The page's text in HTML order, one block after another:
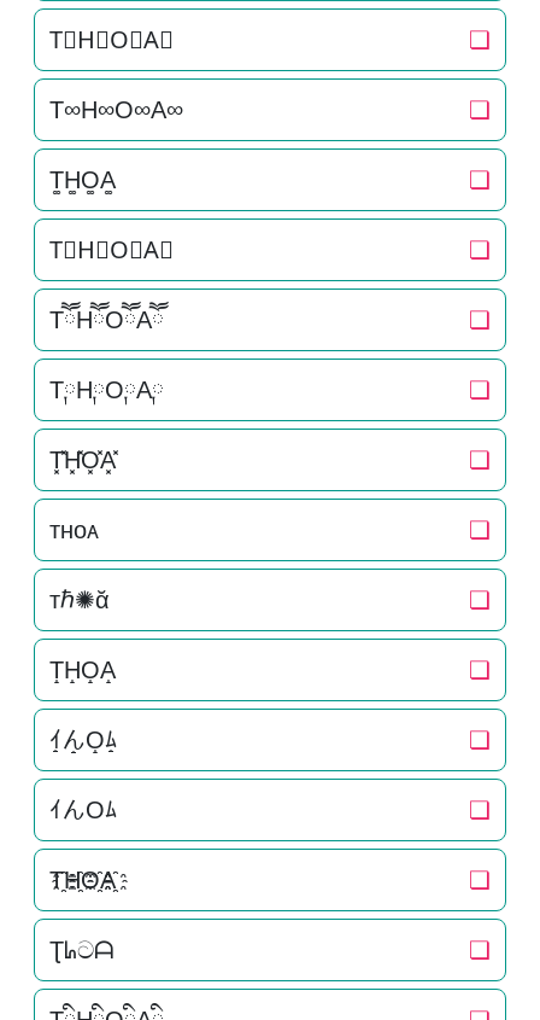
T⃕H⃕O⃕A⃕ ❏
T∞H∞O∞A∞ ❏
T͚H͚O͚A͚ ❏
T⃒H⃒O⃒A⃒ ❏
TཽHཽOཽAཽ ❏
T༙H༙O༙A༙ ❏
T͓̽H͓̽O͓̽A͓̽ ❏
ᴛʜᴏᴀ ❏
тℏ✺ᾰ ❏
T̝H̝O̝A̝ ❏
ｲ̝ん̝O̝ﾑ̝ ❏
ｲんOﾑ ❏
T҈H҈O҈A҈ ❏
Ʈᖺටᗩ ❏